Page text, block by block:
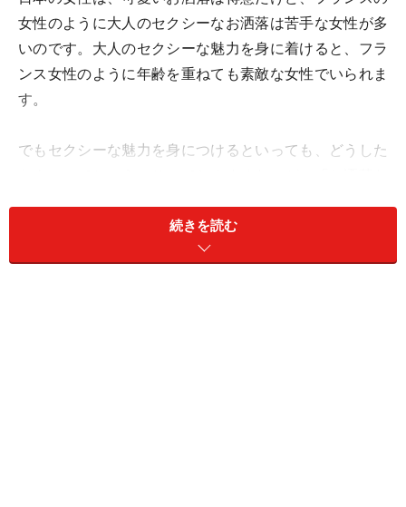
女性のように大人のセクシーなお洒落は苦手な女性が多
いのです。大人のセクシーな魅力を身に着けると、フラ
ンス女性のように年齢を重ねても素敵な女性でいられま
す。
でもセクシーな魅力を身につけるといっても、どうした
続きを読む